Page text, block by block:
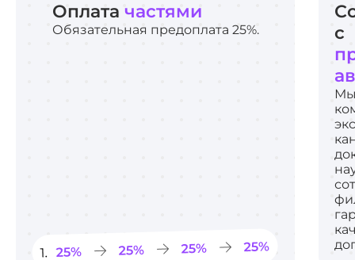
Оплата частями
Обязательная предоплата 25%.
с